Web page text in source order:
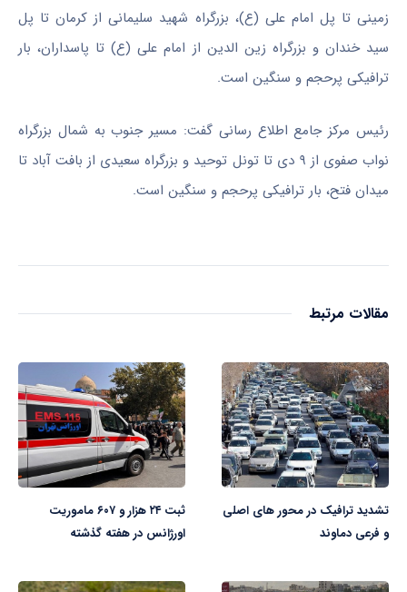
زمینی تا پل امام علی (ع)، بزرگراه شهید سلیمانی از کرمان تا پل
سید خندان و بزرگراه زین الدین از امام علی (ع)تا پاسداران، بار
ترافیکی پرحجم و سنگین است.
رئیس مرکز جامع اطلاع رسانی گفت: مسیر جنوب به شمال بزرگراه
نواب صفوی از ۹ دی تا تونل توحید و بزرگراه سعیدی از بافت آباد تا
میدان فتح، بار ترافیکی پرحجم و سنگین است.
مقالات مرتبط
تشدید ترافیک در محور های اصلی
و فرعی دماوند
ثبت ۲۴ هزار و ۶۰۷ ماموریت
اورژانس در هفته گذشته